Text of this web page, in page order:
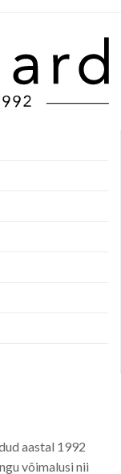
aastal 1992
võimalusi nii